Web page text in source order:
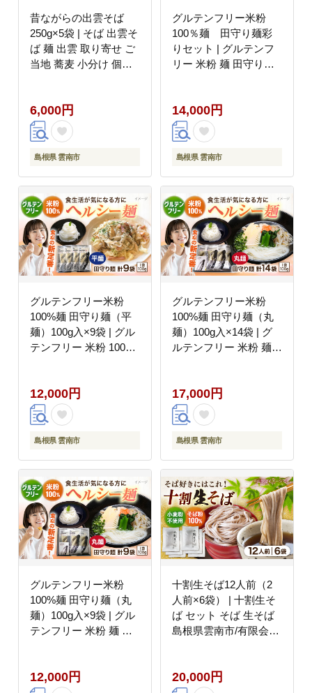
昔ながらの出雲そば
250g×5袋 | そば 出雲そ
ば 麺 出雲 取り寄せ ご
当地 蕎麦 小分け 個包
量 国内製造 島根県雲南
市/野々村製粉製麺所
[AICE003]
6,000円
島根県 雲南市
グルテンフリー米粉
100％麺 田守り麺彩
りセット | グルテンフ
リー 米粉 麺 田守り麺
園 [AICU001]
14,000円
島根県 雲南市
グルテンフリー米粉
100%麺 田守り麺（平
麺）100g入×9袋 | グル
テンフリー 米粉 100%
園 [AICU003]
12,000円
島根県 雲南市
グルテンフリー米粉
100%麺 田守り麺（丸
麺）100g入×14袋 | グ
ルテンフリー 米粉 麺
農園 [AICU005]
17,000円
島根県 雲南市
グルテンフリー米粉
100%麺 田守り麺（丸
麺）100g入×9袋 | グル
テンフリー 米粉 麺 田
園 [AICU006]
12,000円
十割生そば12人前（2
人前×6袋） | 十割生そ
ば セット そば 生そば
島根県雲南市/有限会社
20,000円